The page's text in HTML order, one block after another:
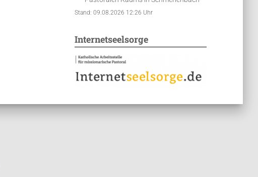
Stand: 09.08.2026 12:26 Uhr
Internetseelsorge